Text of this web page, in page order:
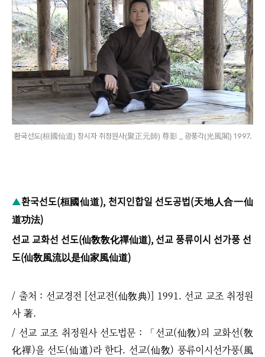
환국선도(桓國仙道) 창시자 취정원사(聚正元師) 尊影 _ 광풍각(光風閣) 1997.
▲환국선도(桓國仙道), 천지인합일 선도공법(天地人合一仙
道功法)
선교교화선 선도(仙敎敎化禪仙道), 선교 풍류이시 선가풍 선
도(仙敎風流以是仙家風仙道)
/ 출처 : 선교경전 [선교전(仙敎典)] 1991. 선교 교조 취정원
사 著.
/ 선교 교조 취정원사 선도법문 : 「선교(仙敎)의 교화선(敎
化禪)을 선도(仙道)라 한다. 선교(仙敎) 풍류이시선가풍(風